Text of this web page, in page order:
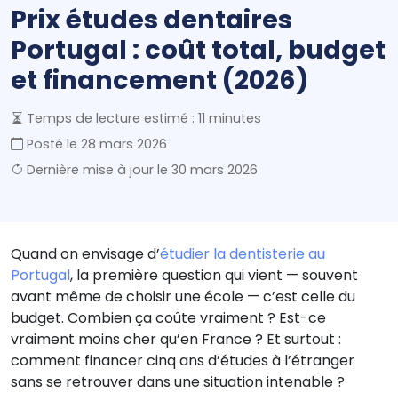
Prix études dentaires
Portugal : coût total, budget
et financement (2026)
Temps de lecture estimé : 11 minutes
Posté le 28 mars 2026
Dernière mise à jour le 30 mars 2026
Quand on envisage d’étudier la dentisterie au
Portugal, la première question qui vient — souvent
avant même de choisir une école — c’est celle du
budget. Combien ça coûte vraiment ? Est-ce
vraiment moins cher qu’en France ? Et surtout :
comment financer cinq ans d’études à l’étranger
sans se retrouver dans une situation intenable ?